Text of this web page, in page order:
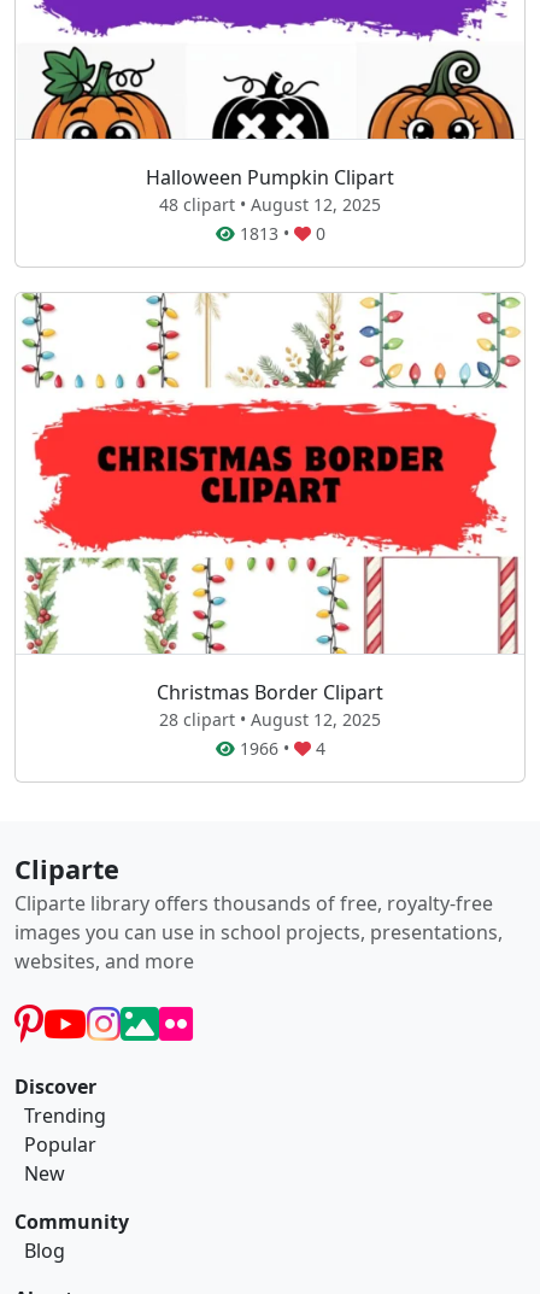
Halloween Pumpkin Clipart
48 clipart • August 12, 2025
1813 • 0
Christmas Border Clipart
28 clipart • August 12, 2025
1966• 4
Cliparte
Cliparte library offers thousands of free, royalty-free
images you can use in school projects, presentations,
websites, and more
Discover
Trending
Popular
New
Community
Blog